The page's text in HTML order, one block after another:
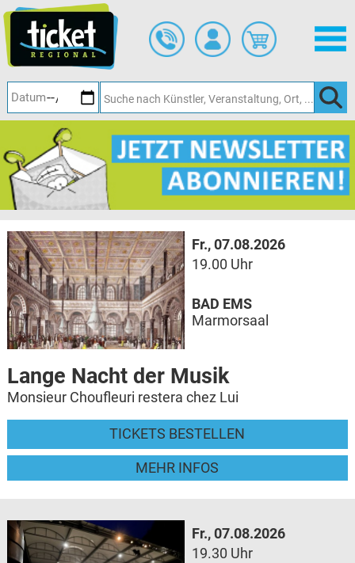
Hauptinhalt
springen
Fr., 07.08.2026
19.00 Uhr
Lange Nacht der Musik
Monsieur Choufleuri restera chez Lui
TICKETS BESTELLEN
MEHR INFOS
BAD EMS
Marmorsaal
Fr., 07.08.2026
19.30 Uhr